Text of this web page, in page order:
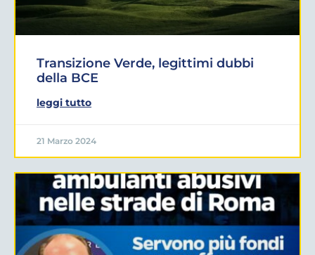
Transizione Verde, legittimi dubbi
della BCE
leggi tutto
21 Marzo 2024